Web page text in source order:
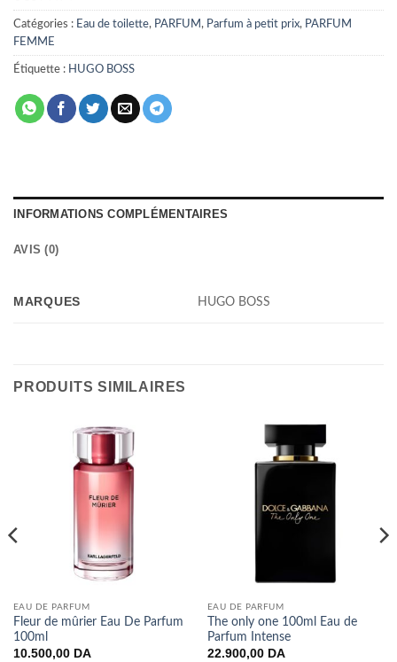
Catégories : Eau de toilette, PARFUM , Parfum à petit prix, PARFUM
FEMME
Étiquette : HUGO BOSS
INFORMATIONS COMPLÉMENTAIRES
AVIS (0)
MARQUES HUGO BOSS
PRODUITS SIMILAIRES
EAU DE PARFUM
Fleur de mûrier Eau De Parfum
100ml
10.500,00 DA
EAU DE PARFUM
The only one 100ml Eau de
Parfum Intense
22.900,00 DA